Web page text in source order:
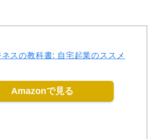
スの教科書: 自宅起業のススメ
Amazonで見る